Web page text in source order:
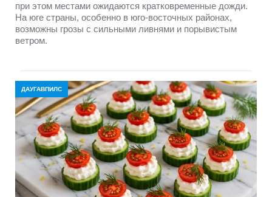
при этом местами ожидаются кратковременные дожди.
На юге страны, особенно в юго-восточных районах,
возможны грозы с сильными ливнями и порывистым
ветром.
ДАУГАВПИЛС